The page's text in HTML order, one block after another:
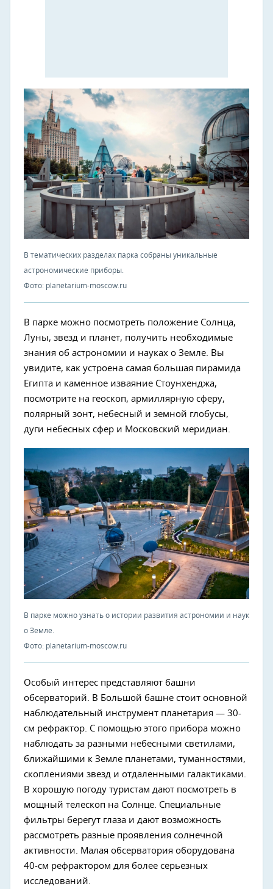
В тематических разделах парка собраны уникальные
астрономические приборы.
Фото: planetarium-moscow.ru
В парке можно посмотреть положение Солнца,
Луны, звезд и планет, получить необходимые
знания об астрономии и науках о Земле. Вы
увидите, как устроена самая большая пирамида
Египта и каменное изваяние Стоунхенджа,
посмотрите на геоскоп, армиллярную сферу,
полярный зонт, небесный и земной глобусы,
дуги небесных сфер и Московский меридиан.
В парке можно узнать о истории развития астрономии и наук
о Земле.
Фото: planetarium-moscow.ru
Особый интерес представляют башни
обсерваторий. В Большой башне стоит основной
наблюдательный инструмент планетария — 30-
см рефрактор. С помощью этого прибора можно
наблюдать за разными небесными светилами,
ближайшими к Земле планетами, туманностями,
скоплениями звезд и отдаленными галактиками.
В хорошую погоду туристам дают посмотреть в
мощный телескоп на Солнце. Специальные
фильтры берегут глаза и дают возможность
рассмотреть разные проявления солнечной
активности. Малая обсерватория оборудована
40-см рефрактором для более серьезных
исследований.